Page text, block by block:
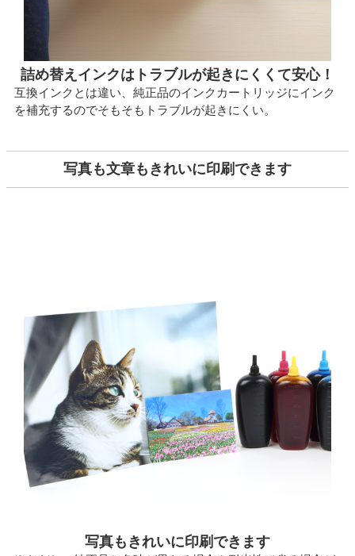
詰め替えインクはトラブルが起きにくくて安心！
互換インクとは違い、純正品のインクカートリッジにインク
を補充するのでそもそもトラブルが起きにくい。
写真も文章もきれいに印刷できます
写真もきれいに印刷できます